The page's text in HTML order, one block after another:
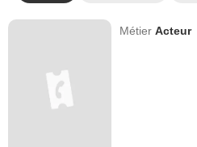
MétierActeur